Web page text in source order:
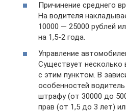
Причинение среднего
На водителя
10000 — 25000 рублей
на 1,5-2 года.
Управление
Существует несколько
с этим пунктом. В
особенностей
штрафу (от 30000 до
прав (от 1,5 до 3 лет)